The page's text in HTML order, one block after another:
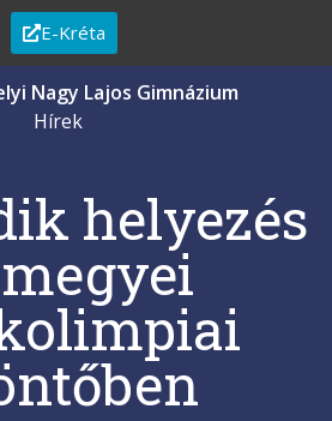
E-Kréta
Nagy Lajos Gimnázium
Hírek
helyezés